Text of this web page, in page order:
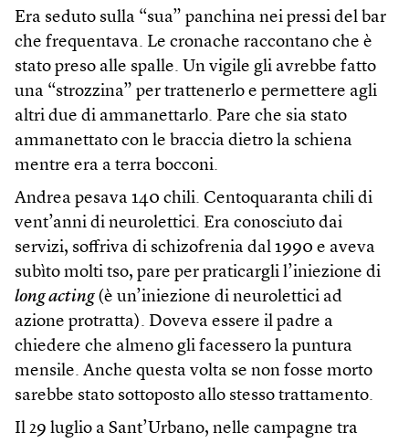
Era seduto sulla “sua” panchina nei pressi del bar
che frequentava. Le cronache raccontano che è
stato preso alle spalle. Un vigile gli avrebbe fatto
una “strozzina” per trattenerlo e permettere agli
altri due di ammanettarlo. Pare che sia stato
ammanettato con le braccia dietro la schiena
mentre era a terra bocconi.
Andrea pesava 140 chili. Centoquaranta chili di
vent’anni di neurolettici. Era conosciuto dai
servizi, soffriva di schizofrenia dal 1990 e aveva
subìto molti tso, pare per praticargli l’iniezione di
long acting(è un’iniezione di neurolettici ad
azione protratta). Doveva essere il padre a
chiedere che almeno gli facessero la puntura
mensile. Anche questa volta se non fosse morto
sarebbe stato sottoposto allo stesso trattamento.
Il 29 luglio a Sant’Urbano, nelle campagne tra